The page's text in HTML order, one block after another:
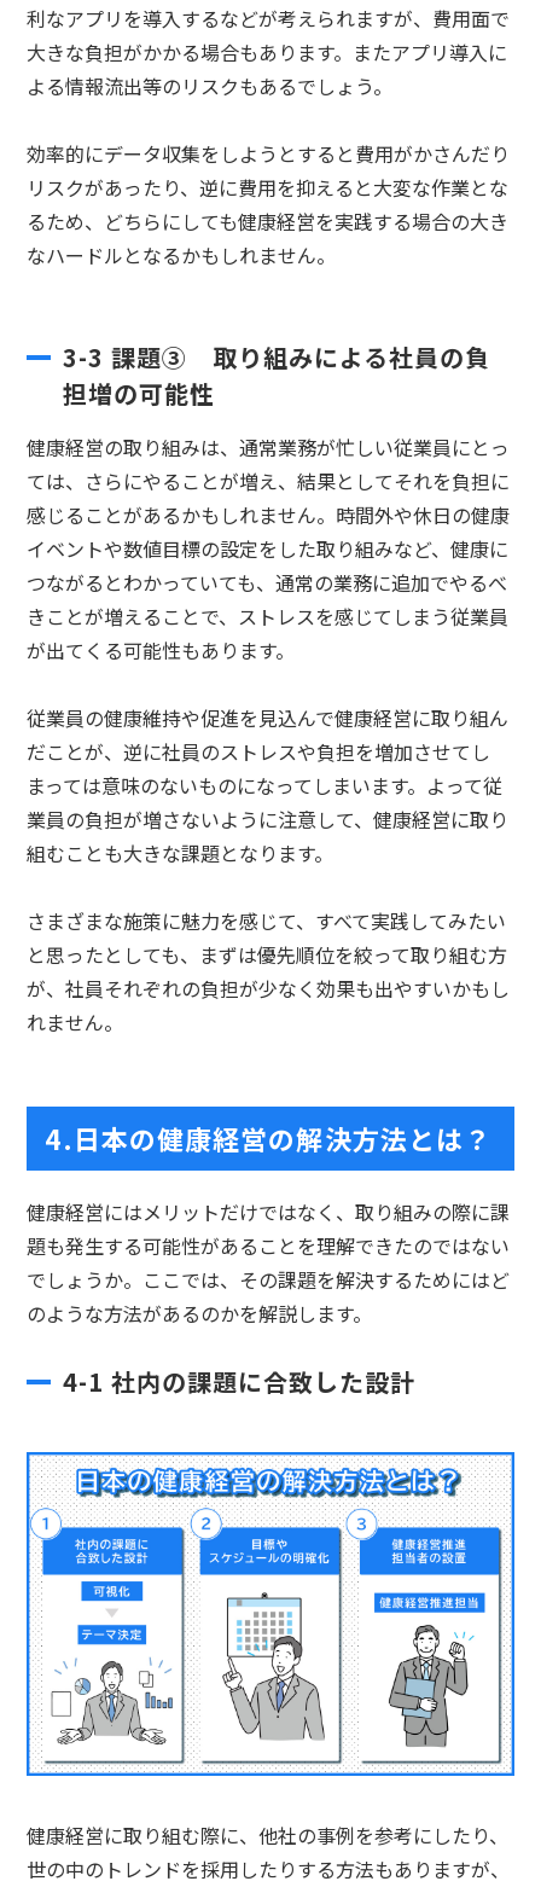
利なアプリを導入するなどが考えられますが、費用面で
大きな負担がかかる場合もあります。またアプリ導入に
よる情報流出等のリスクもあるでしょう。
効率的にデータ収集をしようとすると費用がかさんだり
リスクがあったり、逆に費用を抑えると大変な作業とな
るため、どちらにしても健康経営を実践する場合の大き
なハードルとなるかもしれません。
3-3 課題③ 取り組みによる社員の負
担増の可能性
健康経営の取り組みは、通常業務が忙しい従業員にとっ
ては、さらにやることが増え、結果としてそれを負担に
感じることがあるかもしれません。時間外や休日の健康
イベントや数値目標の設定をした取り組みなど、健康に
つながるとわかっていても、通常の業務に追加でやるべ
きことが増えることで、ストレスを感じてしまう従業員
が出てくる可能性もあります。
従業員の健康維持や促進を見込んで健康経営に取り組ん
だことが、逆に社員のストレスや負担を増加させてし
まっては意味のないものになってしまいます。よって従
業員の負担が増さないように注意して、健康経営に取り
組むことも大きな課題となります。
さまざまな施策に魅力を感じて、すべて実践してみたい
と思ったとしても、まずは優先順位を絞って取り組む方
が、社員それぞれの負担が少なく効果も出やすいかもし
れません。
4.日本の健康経営の解決方法とは？
健康経営にはメリットだけではなく、取り組みの際に課
題も発生する可能性があることを理解できたのではない
でしょうか。ここでは、その課題を解決するためにはど
のような方法があるのかを解説します。
4-1社内の課題に合致した設計
健康経営に取り組む際に、他社の事例を参考にしたり、
世の中のトレンドを採用したりする方法もありますが、